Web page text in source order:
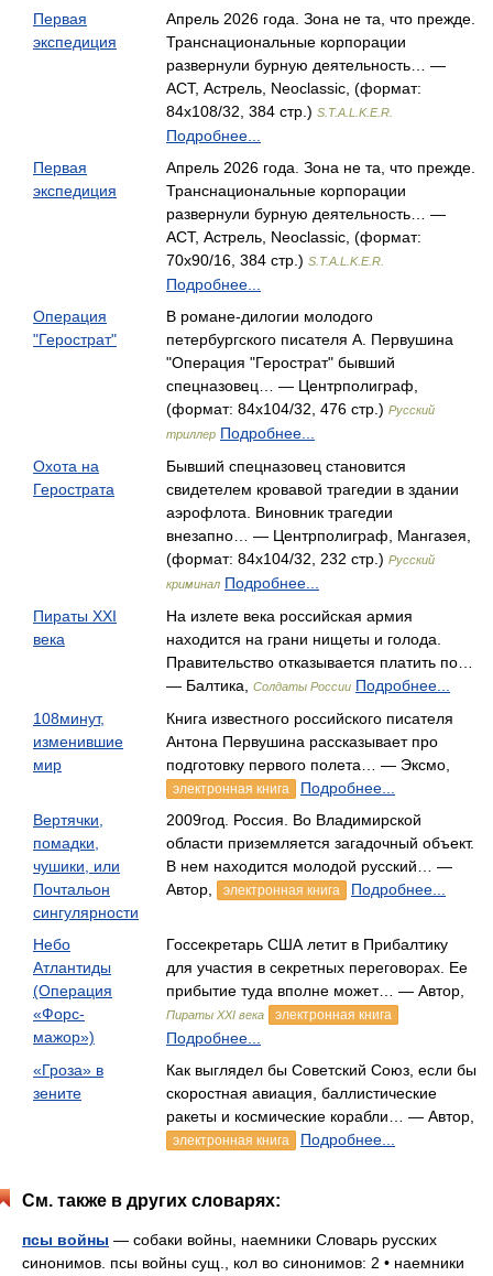
Первая
экспедиция
Апрель 2026 года. Зона не та, что прежде.
Транснациональные корпорации
развернули бурную деятельность… —
АСТ, Астрель, Neoclassic, (формат:
84x108/32, 384 стр.) S.T.A.L.K.E.R.
Подробнее...
Первая
экспедиция
Апрель 2026 года. Зона не та, что прежде.
Транснациональные корпорации
развернули бурную деятельность… —
АСТ, Астрель, Neoclassic, (формат:
70x90/16, 384 стр.) S.T.A.L.K.E.R.
Подробнее...
Операция
"Герострат"
В романе-дилогии молодого
петербургского писателя А. Первушина
"Операция "Герострат" бывший
спецназовец… — Центрполиграф,
(формат: 84x104/32, 476 стр.) Русский
триллер Подробнее...
Охота на
Герострата
Бывший спецназовец становится
свидетелем кровавой трагедии в здании
аэрофлота. Виновник трагедии
внезапно… — Центрполиграф, Мангазея,
(формат: 84x104/32, 232 стр.) Русский
криминал Подробнее...
Пираты XXI
века
На излете века российская армия
находится на грани нищеты и голода.
Правительство отказывается платить по…
— Балтика,
Солдаты России Подробнее...
108минут,
изменившие
мир
Книга известного российского писателя
Антона Первушина рассказывает про
подготовку первого полета… — Эксмо,
электронная книга
Подробнее...
Вертячки,
помадки,
чушики, или
Почтальон
сингулярности
2009год. Россия. Во Владимирской
области приземляется загадочный объект.
В нем находится молодой русский… —
Автор,
электронная книга Подробнее...
Небо
Атлантиды
(Операция
«Форс-
мажор»)
Госсекретарь США летит в Прибалтику
для участия в секретных переговорах. Ее
прибытие туда вполне может… — Автор,
Пираты XXI века электронная книга
Подробнее...
«Гроза» в
зените
Как выглядел бы Советский Союз, если бы
скоростная авиация, баллистические
ракеты и космические корабли… — Автор,
электронная книга Подробнее...
См. также в других словарях:
псы войны — собаки войны, наемники Словарь русских
синонимов. псы войны сущ., кол во синонимов: 2 • наемники